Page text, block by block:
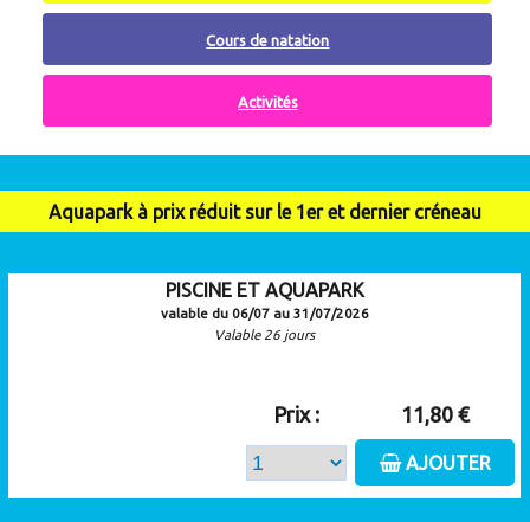
Cours de natation
Activités
Aquapark à prix réduit sur le 1er et dernier créneau
PISCINE ET AQUAPARK
valable du 06/07 au 31/07/2026
Valable 26 jours
Prix : 11,80 €
AJOUTER